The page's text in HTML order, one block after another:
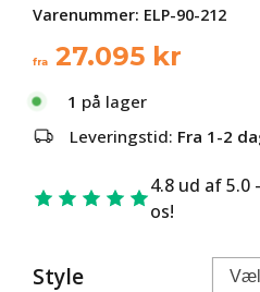
Varenummer: ELP-90-212
fra 27.095 kr
1 på lager
Leveringstid: Fra 1-2
4.8 ud af 5.0
os!
Style